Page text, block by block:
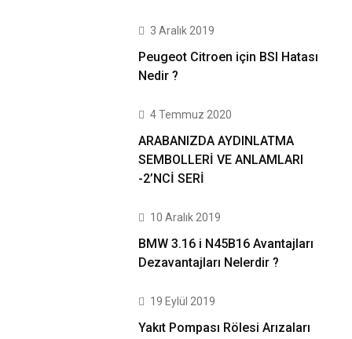
3 Aralık 2019
Peugeot Citroen için BSI Hatası
Nedir ?
4 Temmuz 2020
ARABANIZDA AYDINLATMA
SEMBOLLERİ VE ANLAMLARI
-2’NCİ SERİ
10 Aralık 2019
BMW 3.16 i N45B16 Avantajları
Dezavantajları Nelerdir ?
19 Eylül 2019
Yakıt Pompası Rölesi Arızaları